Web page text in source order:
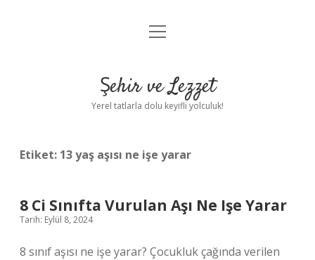
Anasayfa
Yasal Uyarı
menüyü
Şehir ve Lezzet
Yerel tatlarla dolu keyifli yolculuk!
Etiket: 13 yaş aşısı ne işe yarar
8 Ci Sınıfta Vurulan Aşı Ne Işe Yarar
Tarih: Eylül 8, 2024
8 sınıf aşısı ne işe yarar? Çocukluk çağında verilen